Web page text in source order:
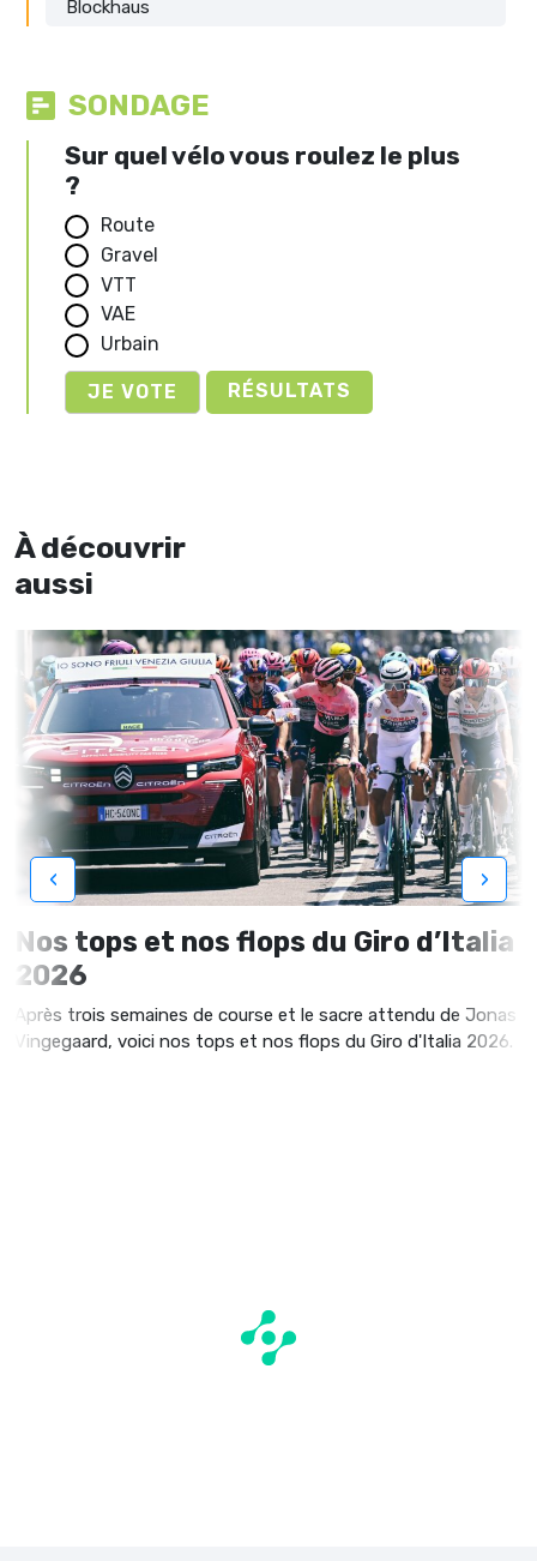
Blockhaus
SONDAGE
Sur quel vélo vous roulez le plus
?
Route
Gravel
VTT
VAE
Urbain
RÉSULTATS
À découvrir
aussi
Nos tops et nos flops du Giro d’Italia
2026
Après trois semaines de course et le sacre attendu de Jonas
Vingegaard, voici nos tops et nos flops du Giro d'Italia 2026.
‹ ›